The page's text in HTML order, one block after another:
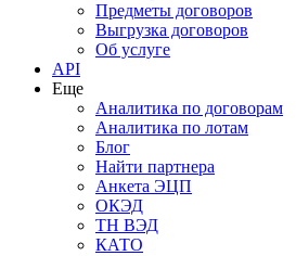
Предметы договоров
Выгрузка договоров
Об услуге
API
Еще
Аналитика по договорам
Аналитика по лотам
Блог
Найти партнера
Анкета ЭЦП
ОКЭД
ТН ВЭД
КАТО